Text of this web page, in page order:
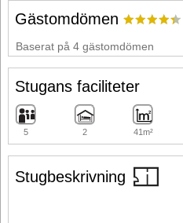
Stugbeskrivning
Gästomdömen
Baserat på 4 gästomdömen
Stugans faciliteter
5 2 41m²